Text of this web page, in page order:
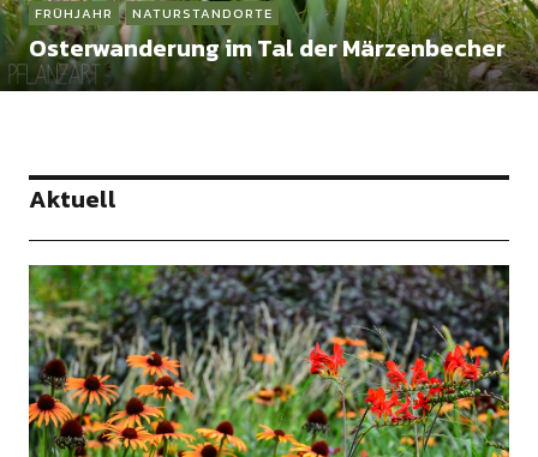
FRÜHJAHR NATURSTANDORTE
Osterwanderung im Tal der Märzenbecher
Aktuell